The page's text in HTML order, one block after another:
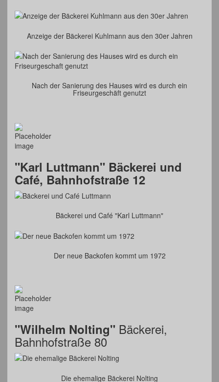
Anzeige der Bäckerei Kuhlmann aus den 30er Jahren
Nach der Sanierung des Hauses wird es durch ein
Friseurgeschäft genutzt
"Karl Luttmann" Bäckerei und
Café, Bahnhofstraße 12
Bäckerei und Café "Karl Luttmann"
Der neue Backofen kommt um 1972
"Wilhelm Nolting" Bäckerei,
Bahnhofstraße 80
Die ehemalige Bäckerei Nolting